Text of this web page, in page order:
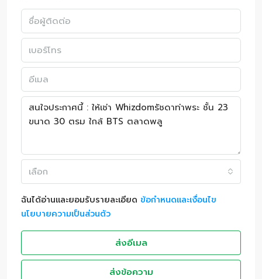
เลือก
ฉันได้อ่านและยอมรับรายละเอียด ข้อกำหนดและเงื่อนไข
นโยบายความเป็นส่วนตัว
ส่งอีเมล
ส่งข้อความ